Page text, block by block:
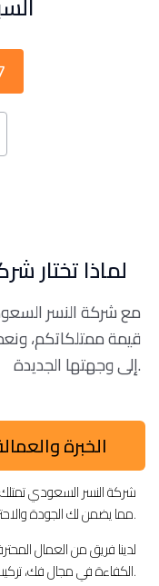
لماذا تختار
مع شركة النسر
قيمة ممتلكاتكم،
إلى وجهتها الجديدة.
الخبرة
شركة النسر السعودي
مما يضمن لك الجودة والاحترافية في الخدمة.
لدينا فريق من العمال
الكفاءة في مجال فك، تركيب، وتغليف العفش.